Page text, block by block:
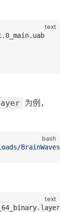
text
为例，
bash
text